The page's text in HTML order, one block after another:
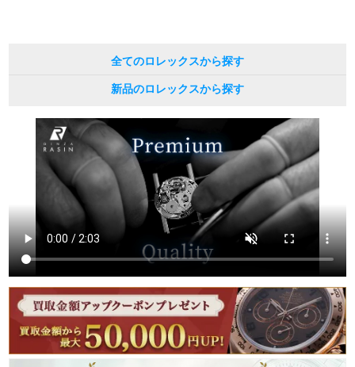
全てのロレックスから探す
新品のロレックスから探す